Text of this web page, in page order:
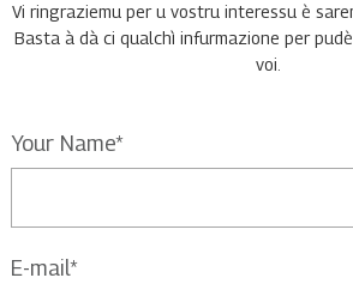
Vi ringraziemu per u vostru interessu è
Basta à dà ci qualchì infurmazione per
voi.
Your Name*
E-mail*